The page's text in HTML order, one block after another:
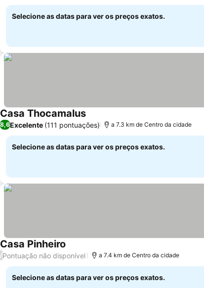
Selecione as datas para ver os preços exatos.
Casa ThocamalusVer preços
8,6Excelente (111 pontuações) a 7.3 km de Centro da cidade
Selecione as datas para ver os preços exatos.
Casa Pinheiro Ver preços
/Pontuação não disponível a 7.4 km de Centro da cidade
Selecione as datas para ver os preços exatos.